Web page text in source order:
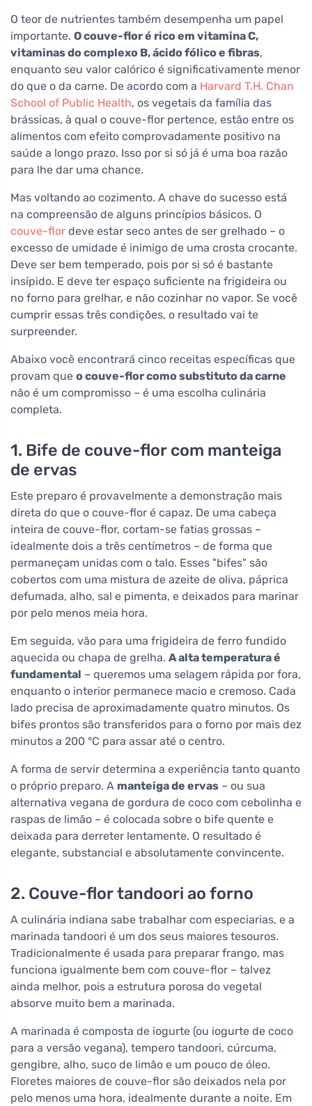
O teor de nutrientes também desempenha um papel
importante. O couve-flor é rico em vitamina C,
vitaminas do complexo B, ácido fólico e fibras,
enquanto seu valor calórico é significativamente menor
do que o da carne. De acordo com a Harvard T.H. Chan
School of Public Health, os vegetais da família das
brássicas, à qual o couve-flor pertence, estão entre os
alimentos com efeito comprovadamente positivo na
saúde a longo prazo. Isso por si só já é uma boa razão
para lhe dar uma chance.
Mas voltando ao cozimento. A chave do sucesso está
na compreensão de alguns princípios básicos. O
couve-flor deve estar seco antes de ser grelhado – o
excesso de umidade é inimigo de uma crosta crocante.
Deve ser bem temperado, pois por si só é bastante
insípido. E deve ter espaço suficiente na frigideira ou
no forno para grelhar, e não cozinhar no vapor. Se você
cumprir essas três condições, o resultado vai te
surpreender.
Abaixo você encontrará cinco receitas específicas que
provam que o couve-flor como substituto da carne
não é um compromisso – é uma escolha culinária
completa.
1. Bife de couve-flor com manteiga
de ervas
Este preparo é provavelmente a demonstração mais
direta do que o couve-flor é capaz. De uma cabeça
inteira de couve-flor, cortam-se fatias grossas –
idealmente dois a três centímetros – de forma que
permaneçam unidas com o talo. Esses "bifes" são
cobertos com uma mistura de azeite de oliva, páprica
defumada, alho, sal e pimenta, e deixados para marinar
por pelo menos meia hora.
Em seguida, vão para uma frigideira de ferro fundido
aquecida ou chapa de grelha. A alta temperatura é
fundamental – queremos uma selagem rápida por fora,
enquanto o interior permanece macio e cremoso. Cada
lado precisa de aproximadamente quatro minutos. Os
bifes prontos são transferidos para o forno por mais dez
minutos a 200 °C para assar até o centro.
A forma de servir determina a experiência tanto quanto
o próprio preparo. A manteiga de ervas – ou sua
alternativa vegana de gordura de coco com cebolinha e
raspas de limão – é colocada sobre o bife quente e
deixada para derreter lentamente. O resultado é
elegante, substancial e absolutamente convincente.
2. Couve-flor tandoori ao forno
A culinária indiana sabe trabalhar com especiarias, e a
marinada tandoori é um dos seus maiores tesouros.
Tradicionalmente é usada para preparar frango, mas
funciona igualmente bem com couve-flor – talvez
ainda melhor, pois a estrutura porosa do vegetal
absorve muito bem a marinada.
A marinada é composta de iogurte (ou iogurte de coco
para a versão vegana), tempero tandoori, cúrcuma,
gengibre, alho, suco de limão e um pouco de óleo.
Floretes maiores de couve-flor são deixados nela por
pelo menos uma hora, idealmente durante a noite. Em